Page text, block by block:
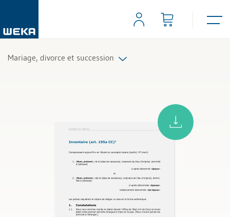
Mariage, divorce et succession